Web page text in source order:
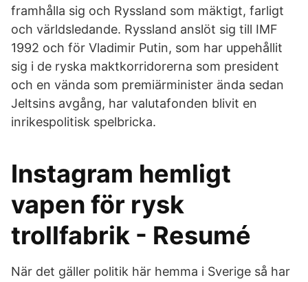
framhålla sig och Ryssland som mäktigt, farligt
och världsledande. Ryssland anslöt sig till IMF
1992 och för Vladimir Putin, som har uppehållit
sig i de ryska maktkorridorerna som president
och en vända som premiärminister ända sedan
Jeltsins avgång, har valutafonden blivit en
inrikespolitisk spelbricka.
Instagram hemligt
vapen för rysk
trollfabrik - Resumé
När det gäller politik här hemma i Sverige så har